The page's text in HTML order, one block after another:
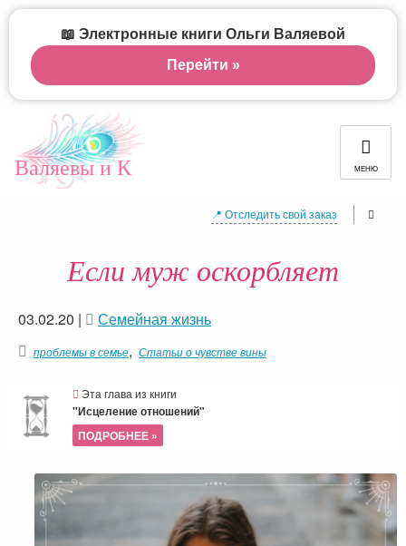
Валяевы и К МЕНЮ
📍 Отследить свой заказ
Если муж оскорбляет
03.02.20 | Семейная жизнь
проблемы в семье, Статьи о чувстве вины
Эта глава из книги
"Исцеление отношений"
ПОДРОБНЕЕ »
📖 Электронные книги Ольги Валяевой
Перейти »